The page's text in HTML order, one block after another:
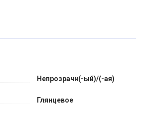
Непрозрачн(-ый)/(-ая)
Глянцевое